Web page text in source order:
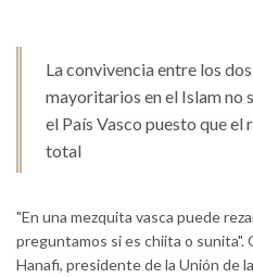
La convivencia entre los
mayoritarios en el Islam no
el País Vasco puesto que el
total
"En una mezquita vasca puede
preguntamos si es chiita o sunita".
Hanafi, presidente de la Unión de